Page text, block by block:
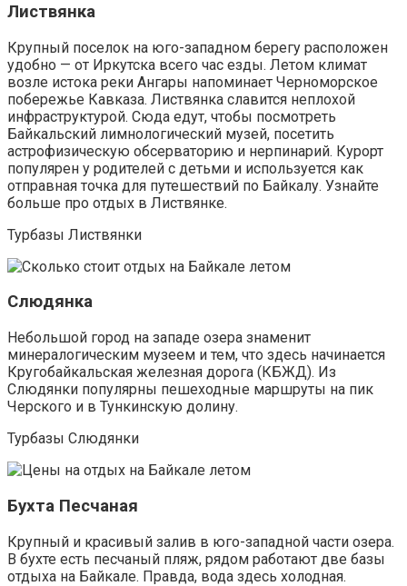
Листвянка
Крупный поселок на юго-западном берегу расположен
удобно — от Иркутска всего час езды. Летом климат
возле истока реки Ангары напоминает Черноморское
побережье Кавказа. Листвянка славится неплохой
инфраструктурой. Сюда едут, чтобы посмотреть
Байкальский лимнологический музей, посетить
астрофизическую обсерваторию и нерпинарий. Курорт
популярен у родителей с детьми и используется как
отправная точка для путешествий по Байкалу. Узнайте
больше про отдых в Листвянке.
Турбазы Листвянки
Слюдянка
Небольшой город на западе озера знаменит
минералогическим музеем и тем, что здесь начинается
Кругобайкальская железная дорога (КБЖД). Из
Слюдянки популярны пешеходные маршруты на пик
Черского и в Тункинскую долину.
Турбазы Слюдянки
Бухта Песчаная
Крупный и красивый залив в юго-западной части озера.
В бухте есть песчаный пляж, рядом работают две базы
отдыха на Байкале. Правда, вода здесь холодная.